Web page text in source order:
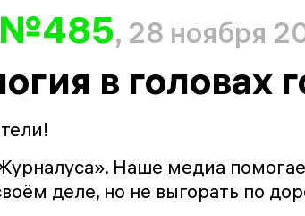
№485, 28 ноября
в головах
Наше медиа
деле, но не выгорать по